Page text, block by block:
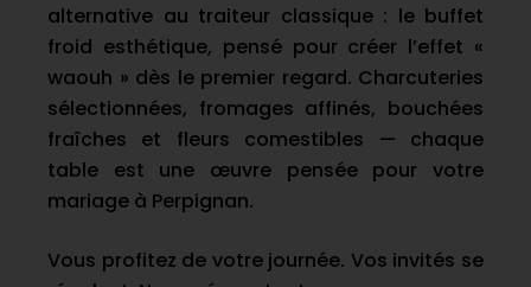
alternative au traiteur classique : le buffet
froid esthétique, pensé pour créer l’effet «
waouh » dès le premier regard. Charcuteries
sélectionnées, fromages affinés, bouchées
fraîches et fleurs comestibles — chaque
table est une œuvre pensée pour votre
mariage à Perpignan.
Vous profitez de votre journée. Vos invités se